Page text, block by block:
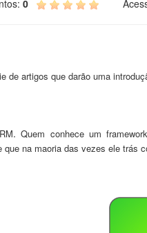
0
de artigos que darão uma
.Quem conhece um
que na maoria das vezes ele trás